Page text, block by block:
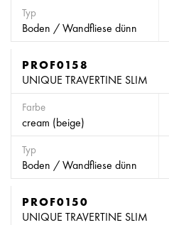
Typ
Boden / Wandfliese dünn
PROF0158
UNIQUE TRAVERTINE SLIM
Farbe
cream (beige)
Typ
Boden / Wandfliese dünn
PROF0150
UNIQUE TRAVERTINE SLIM